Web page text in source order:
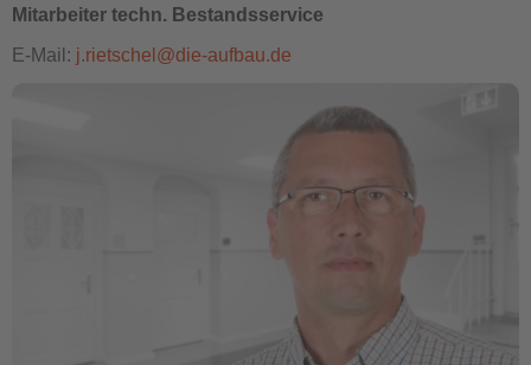
Mitarbeiter techn. Bestandsservice
E-Mail: j.rietschel@die-aufbau.de